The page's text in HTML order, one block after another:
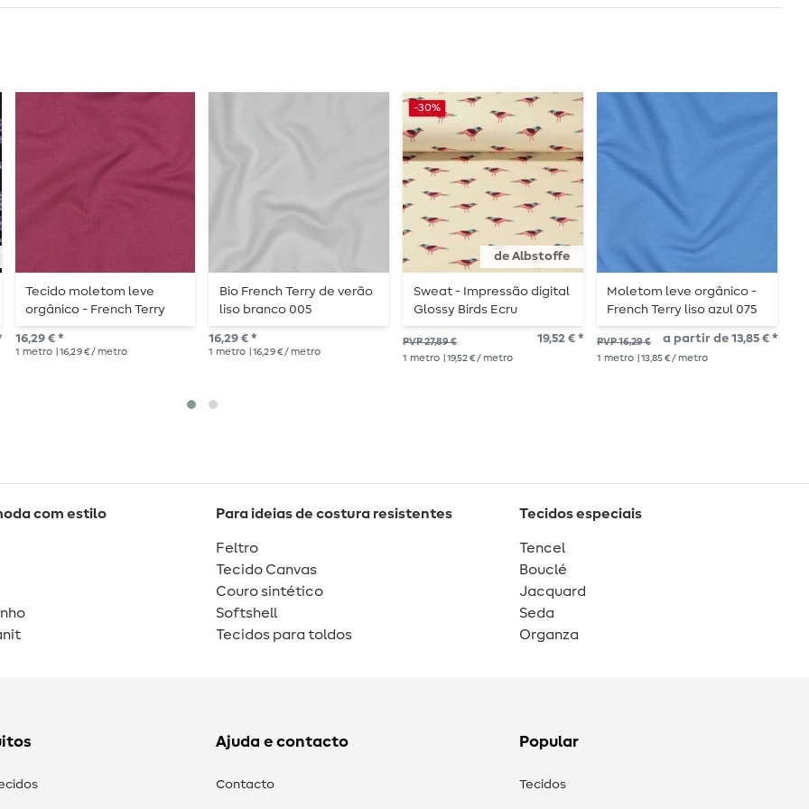
Tecido moletom leve
orgânico - French Terry
liso amora 043
16,29 € *
1 metro | 16,29 € / metro
Bio French Terry de verão
liso branco 005
16,29 € *
1 metro | 16,29 € / metro
de Albstoffe
-30%
Sweat - Impressão digital
Glossy Birds Ecru
PVP 27,89 € 19,52 € *
1 metro | 19,52 € / metro
Moletom leve orgânico -
French Terry liso azul 075
PVP 16,29 € a partir de 13,85 € *
1 metro | 13,85 € / metro
com estilo Para ideias de costura resistentes
Feltro
Tecido Canvas
Couro sintético
Softshell
Tecidos para toldos
Tecidos especiais
Tencel
Bouclé
Jacquard
Seda
Organza
Ajuda e contacto
Contacto
Popular
Tecidos